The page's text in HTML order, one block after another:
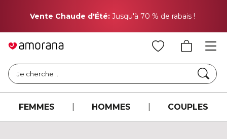
Vente Chaude d'Été: Jusqu'à 70 % de rabais !
Je cherche ..
FEMMES HOMMES COUPLES